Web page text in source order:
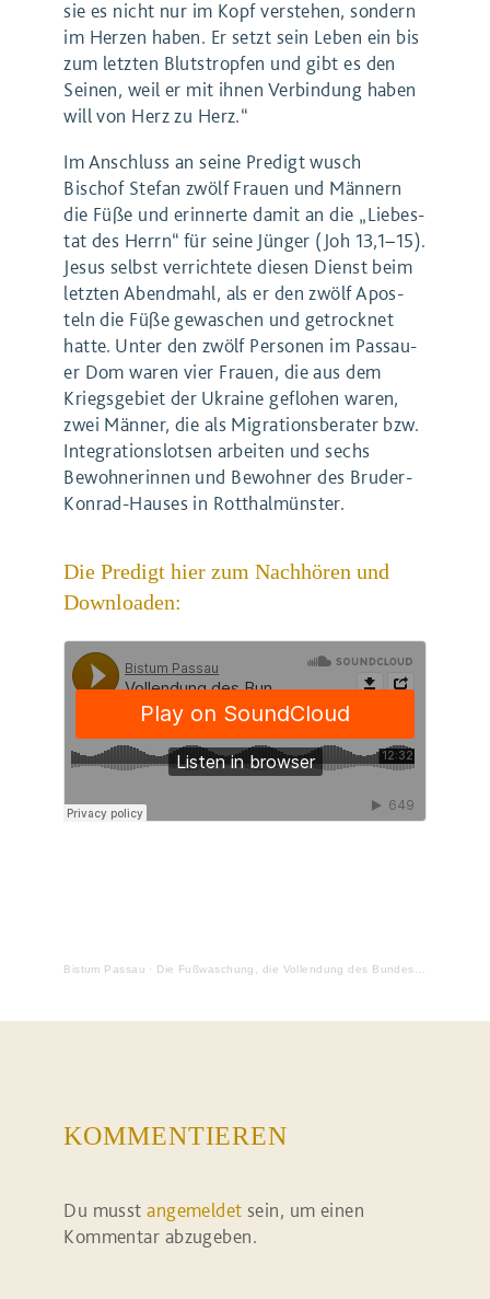
sie es nicht nur im Kopf ver­ste­hen, son­dern
im Her­zen haben. Er setzt sein Leben ein bis
zum letz­ten Bluts­trop­fen und gibt es den
Sei­nen, weil er mit ihnen Ver­bin­dung haben
will von Herz zu Herz.“
Im Anschluss an sei­ne Pre­digt wusch
Bischof Ste­fan zwölf Frau­en und Män­nern
die Füße und erin­ner­te damit an die ​ „Lie­bes­
tat des Herrn“ für sei­ne Jün­ger (Joh 13,1−15).
Jesus selbst ver­rich­te­te die­sen Dienst beim
letz­ten Abend­mahl, als er den zwölf Apos­
teln die Füße gewa­schen und getrock­net
hat­te. Unter den zwölf Per­so­nen im Pas­sau­
er Dom waren vier Frau­en, die aus dem
Kriegs­ge­biet der Ukrai­ne geflo­hen waren,
zwei Män­ner, die als Migra­ti­ons­be­ra­ter bzw.
Inte­gra­ti­ons­lot­sen arbei­ten und sechs
Bewoh­ne­rin­nen und Bewoh­ner des Bru­der-
Kon­rad-Hau­ses in Rotthalmünster.
Die Predigt hier zum Nachhören und
Downloaden:
Bistum Passau · Die Fußwaschung, die Vollendung des Bundes und der Verrat
KOMMENTIEREN
Du musstangemeldet sein, um einen
Kommentar abzugeben.